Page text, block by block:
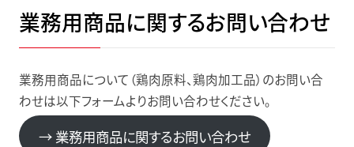
業務用商品に関するお問い合わせ
業務用商品について（鶏肉原料、鶏肉加工品）のお問い合
わせは以下フォームよりお問い合わせください。
→ 業務用商品に関するお問い合わせ